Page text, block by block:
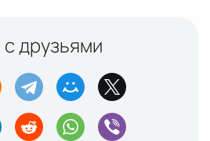
с друзьями